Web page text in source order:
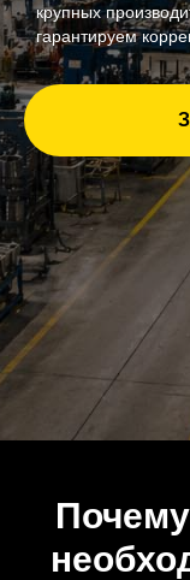
крупных
гарантируем